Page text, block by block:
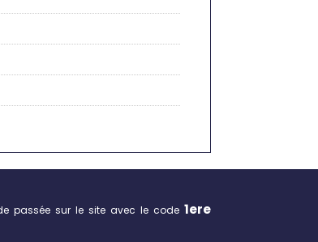
passée sur le site avec le code1ere